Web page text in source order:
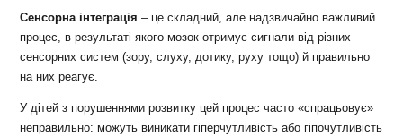
Сенсорна інтеграція – це складний, але надзвичайно важливий
процес, в результаті якого мозок отримує сигнали від різних
сенсорних систем (зору, слуху, дотику, руху тощо) й правильно
на них реагує.
У дітей з порушеннями розвитку цей процес часто «спрацьовує»
неправильно: можуть виникати гіперчутливість або гіпочутливість